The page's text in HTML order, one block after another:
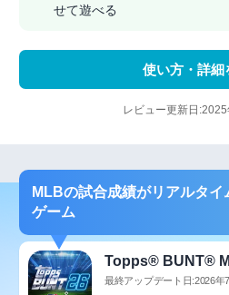
せて遊べる
使い方・詳細
レビュー更新日
MLBの試合成績がリアルタ
ゲーム
Topps® BUNT®
最終アップデート日:2026年